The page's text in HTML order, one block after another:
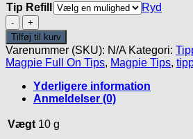
Tip Refill
Ryd
Full
On
Tips
-
Almond
Refill
antal
Tilføj til kurv
Varenummer (SKU): N/A Kategori:
Magpie Full On Tips, Magpie Tips,
Yderligere information
Anmeldelser (0)
Vægt 10 g